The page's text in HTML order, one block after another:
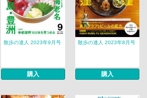
散歩の達人 2023年9月号
購入
散歩の達人 2023年8月号
購入